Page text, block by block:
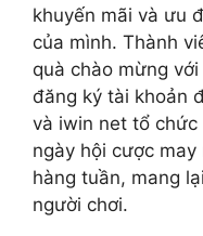
khuyến mãi và ưu
của mình. Thành
quà chào mừng
đăng ký tài khoản
và iwin net tổ
ngày hội cược
hàng tuần, mang
người chơi.